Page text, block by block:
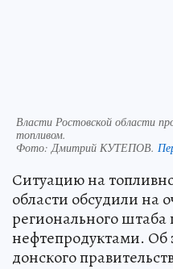
Власти Ростовской области
топливом.
Фото:Дмитрий КУТЕПОВ.
Ситуацию на
области обсудили на
регионального
нефтепродуктами. Об
донского